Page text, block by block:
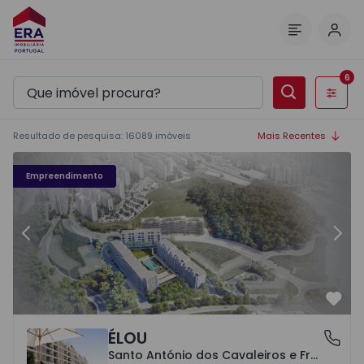
Filtros
6
Resultado de pesquisa: 16089 imóveis Mais Recentes
Empreendimento
Élou - 10
Anterior
Santo António dos Cavaleiros e Frielas, Lisboa
ÉLOU
Santo António dos Cavaleiros e Frielas, Lisboa